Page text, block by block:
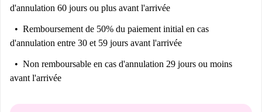
d'annulation 60 jours ou plus avant l'arrivée
Remboursement de 50% du paiement initial en cas
d'annulation entre 30 et 59 jours avant l'arrivée
Non remboursable en cas d'annulation 29 jours ou moins
avant l'arrivée